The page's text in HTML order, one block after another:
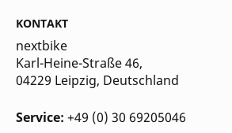
KONTAKT
nextbike
Karl-Heine-Straße 46,
04229 Leipzig, Deutschland
Service: +49 (0) 30 69205046